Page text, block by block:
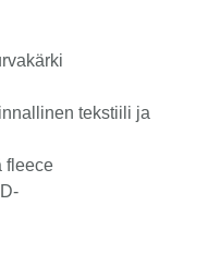
tekstiili ja
fleece